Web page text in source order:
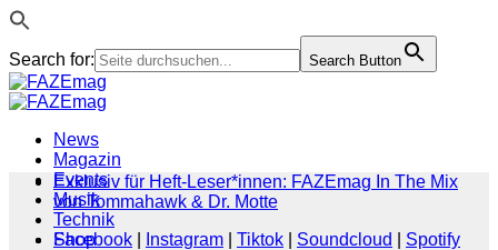
Search for: Search Button
Zum
Inhalt
News
Magazin
Events
Musik
Technik
Shop
Exklusiv für Heft-Leser*innen: FAZEmag In The Mix
von Tommahawk & Dr. Motte
Facebook
Instagram Tiktok Soundcloud
Spotify